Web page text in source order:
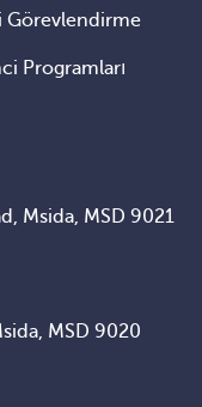
Görevlendirme
Programları
Msida, MSD 9021
MSD 9020